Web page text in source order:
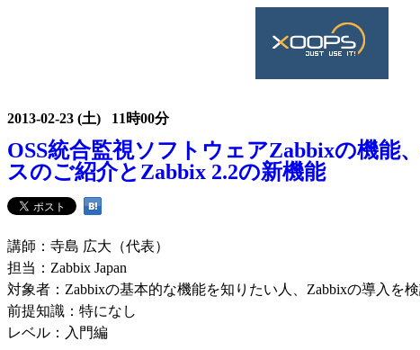
2013-02-23 (土) 11時00分
OSS統合監視ソフトウェアZabbixの機能
スのご紹介とZabbix 2.2の新機能
講師：寺島 広大（代表）
担当：Zabbix Japan
対象者：Zabbixの基本的な機能を知りたい人、Zabbixの導入を
前提知識：特になし
レベル：入門編